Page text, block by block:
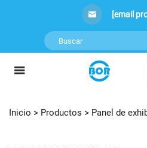
[email
Inicio > Productos > Panel de